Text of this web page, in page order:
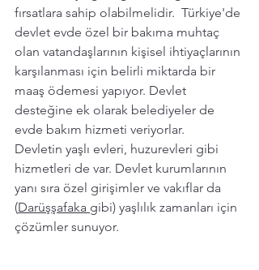
fırsatlara sahip olabilmelidir.  Türkiye'de
devlet evde özel bir bakıma muhtaç
olan vatandaşlarının kişisel ihtiyaçlarının
karşılanması için belirli miktarda bir
maaş ödemesi yapıyor. Devlet
desteğine ek olarak belediyeler de
evde bakım hizmeti veriyorlar.
Devletin yaşlı evleri, huzurevleri gibi
hizmetleri de var. Devlet kurumlarının
yanı sıra özel girişimler ve vakıflar da
(Darüşşafaka gibi) yaşlılık zamanları için
çözümler sunuyor.